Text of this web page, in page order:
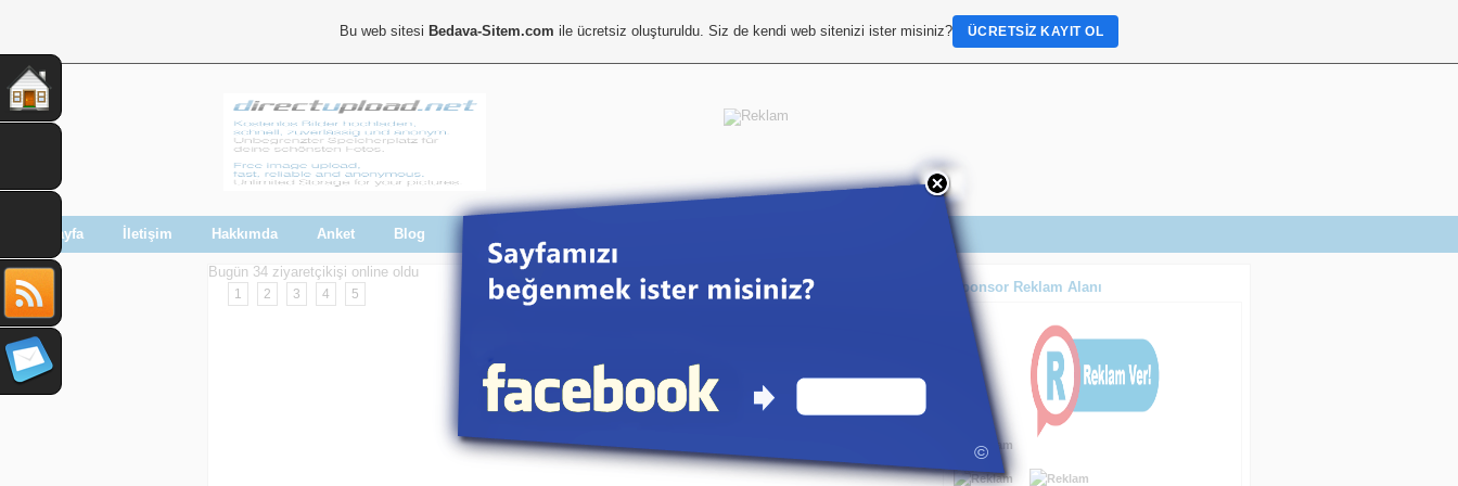
Anasayfa İletişim Hakkımda Anket Blog
©
Bugün 34 ziyaretçikişi online oldu
1 2 3 4 5 Sponsor Reklam Alanı
Bu web sitesi Bedava-Sitem.com ile ücretsiz oluşturuldu. Siz de kendi web sitenizi ister misiniz? ÜCRETSIZ KAYIT OL